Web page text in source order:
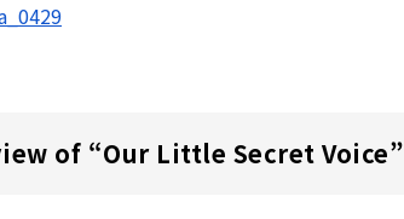
of “Our Little Secret Voice”